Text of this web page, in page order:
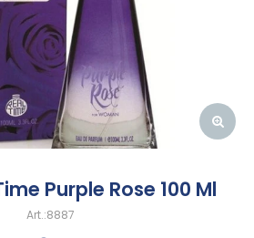
Purple Rose 100 Ml
8887